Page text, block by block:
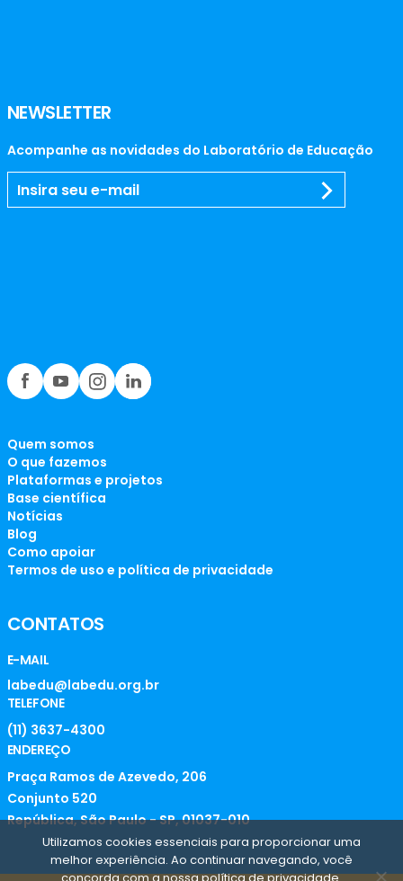
NEWSLETTER
Acompanhe as novidades do Laboratório de Educação
Quem somos
O que fazemos
Plataformas e projetos
Base científica
Notícias
Blog
Como apoiar
Termos de uso e política de privacidade
CONTATOS
E-MAIL
labedu@labedu.org.br
TELEFONE
(11) 3637-4300
ENDEREÇO
Praça Ramos de Azevedo, 206
Conjunto 520
República, São Paulo - SP, 01037-010
Utilizamos cookies essenciais para proporcionar uma
melhor experiência. Ao continuar navegando, você